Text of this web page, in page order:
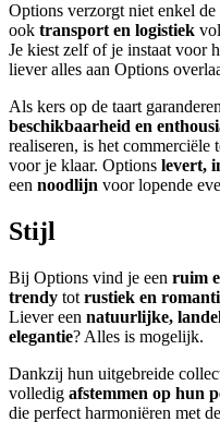
Options verzorgt niet enkel de
ook transport en logistiek
Je kiest zelf of je instaat voor
liever alles aan Options
Als kers op de taart
beschikbaarheid en
realiseren, is het commerciële
voor je klaar. Options levert,
een noodlijn voor lopende
Stijl
Bij Options vind je een ruim
trendy tot rustiek en
Liever een natuurlijke,
elegantie? Alles is mogelijk.
Dankzij hun uitgebreide
volledig afstemmen op hun
die perfect harmoniëren met